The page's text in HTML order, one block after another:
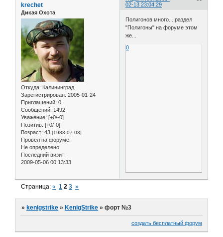
02-13 23:04:29
krechet
Дикая Охота
Откуда: Калининград
Зарегистрирован: 2005-01-24
Приглашений: 0
Сообщений: 1492
Уважение: [+0/-0]
Позитив: [+0/-0]
Возраст: 43 [1983-07-03]
Провел на форуме:
Не определено
Последний визит:
2009-05-06 00:13:33
Полигонов много... раздел
"Полигоны" на форуме этом
же...
0
Страница:« 1 2 3 »
» kenigstrike » KenigStrike »форт №3
создать бесплатный форум